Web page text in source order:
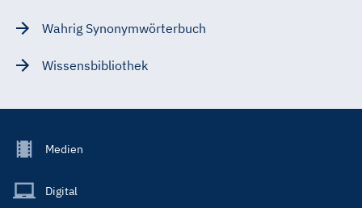
Wahrig Synonymwörterbuch
Wissensbibliothek
Footer
Main
Medien
Digital